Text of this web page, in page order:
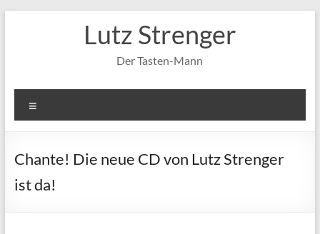
Lutz Strenger
Der Tasten-Mann
Chante! Die neue CD von Lutz Strenger
ist da!